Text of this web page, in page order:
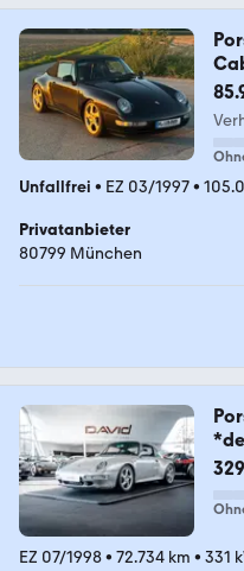
Unfallfrei • EZ 03/1997•
Privatanbieter
80799 München
EZ 07/1998• 72.734 km • 331